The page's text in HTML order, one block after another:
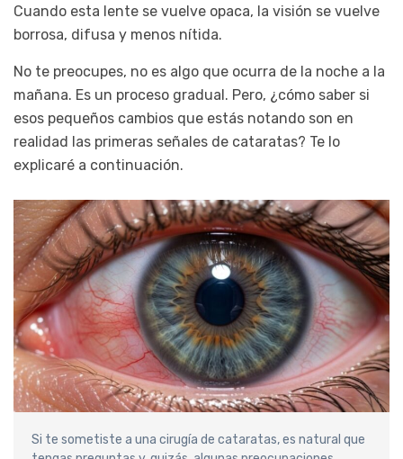
Cuando esta lente se vuelve opaca, la visión se vuelve
borrosa, difusa y menos nítida.
No te preocupes, no es algo que ocurra de la noche a la
mañana. Es un proceso gradual. Pero, ¿cómo saber si
esos pequeños cambios que estás notando son en
realidad las primeras señales de cataratas? Te lo
explicaré a continuación.
Si te sometiste a una cirugía de cataratas, es natural que